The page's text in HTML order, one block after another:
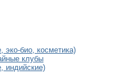
эко-био, косметика)
клубы
индийские)